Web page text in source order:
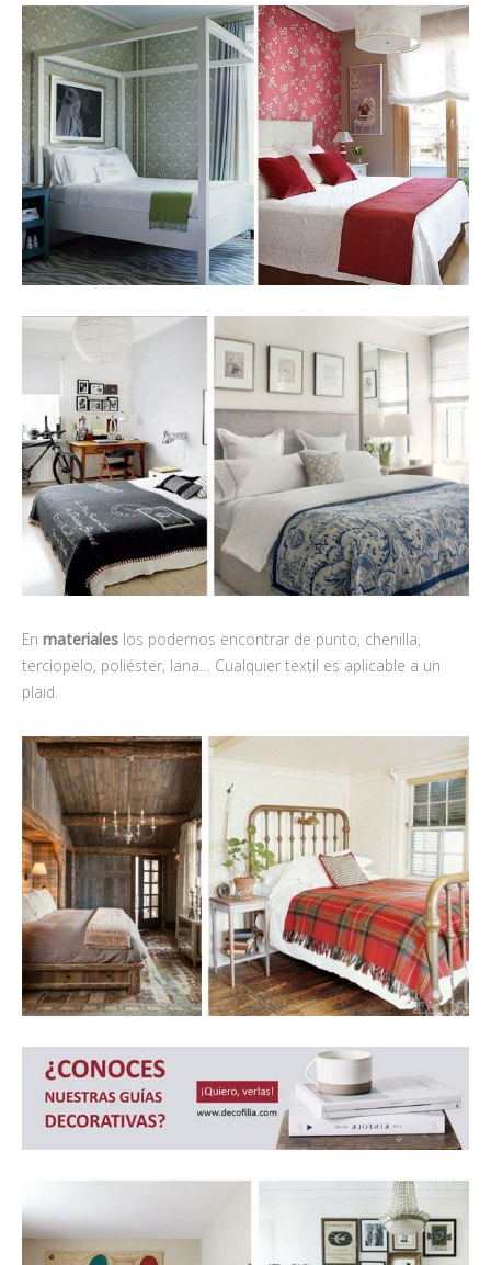
En materiales los podemos encontrar de punto, chenilla,
terciopelo, poliéster, lana… Cualquier textil es aplicable a un
plaid.